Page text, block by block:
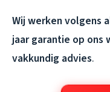
Wij werken volgens
jaar garantie op ons
vakkundig advies.